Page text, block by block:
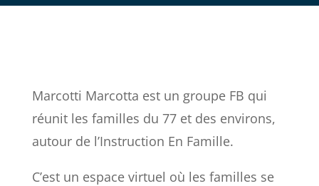
Marcotti Marcotta est un groupe FB qui
réunit les familles du 77 et des environs,
autour de l’Instruction En Famille.
C’est un espace virtuel où les familles se